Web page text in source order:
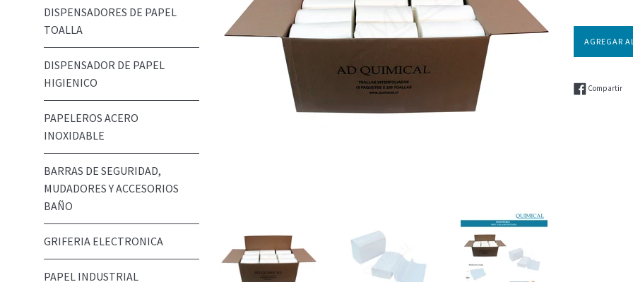
DISPENSADORES DE PAPEL
TOALLA
DISPENSADOR DE PAPEL
HIGIENICO
PAPELEROS ACERO
INOXIDABLE
BARRAS DE SEGURIDAD,
MUDADORES Y ACCESORIOS
BAÑO
GRIFERIA ELECTRONICA
PAPEL INDUSTRIAL
AGREGAR
Compartir